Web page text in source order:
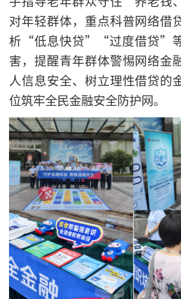
对年轻群体，重点科普网络借
析“低息快贷”“过度借贷”
害，提醒青年群体警惕网络金
人信息安全、树立理性借贷的
位筑牢全民金融安全防护网。